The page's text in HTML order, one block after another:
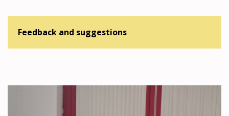
Feedback and suggestions